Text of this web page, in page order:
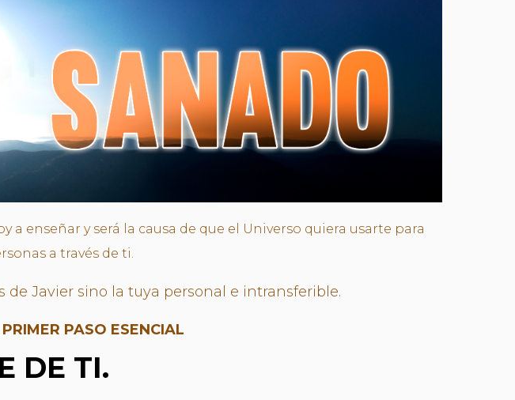
enseñar y será la causa de que el Universo quiera usarte para
a través de ti.
de Javier sino la tuya personal e intransferible.
PASO ESENCIAL
DE TI.